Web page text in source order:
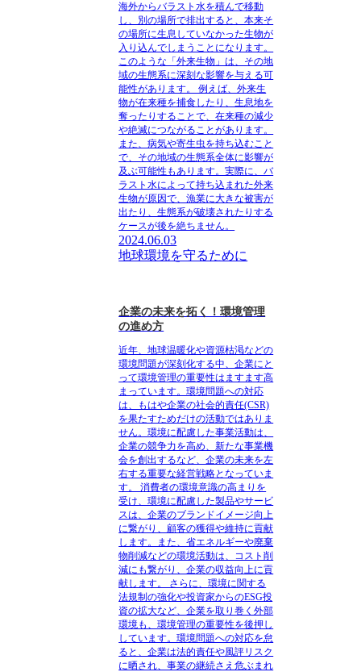
海外からバラスト水を積んで移動
し、別の場所で排出すると、本来そ
の場所に生息していなかった生物が
入り込んでしまうことになります。
このような「外来生物」は、その地
域の生態系に深刻な影響を与える可
能性があります。 例えば、外来生
物が在来種を捕食したり、生息地を
奪ったりすることで、在来種の減少
や絶滅につながることがあります。
また、病気や寄生虫を持ち込むこと
で、その地域の生態系全体に影響が
及ぶ可能性もあります。実際に、バ
ラスト水によって持ち込まれた外来
生物が原因で、漁業に大きな被害が
出たり、生態系が破壊されたりする
ケースが後を絶ちません。
2024.06.03
地球環境を守るために
企業の未来を拓く！環境管理
の進め方
近年、地球温暖化や資源枯渇などの
環境問題が深刻化する中、企業にと
って環境管理の重要性はますます高
まっています。環境問題への対応
は、もはや企業の社会的責任(CSR)
を果たすためだけの活動ではありま
せん。環境に配慮した事業活動は、
企業の競争力を高め、新たな事業機
会を創出するなど、企業の未来を左
右する重要な経営戦略となっていま
す。 消費者の環境意識の高まりを
受け、環境に配慮した製品やサービ
スは、企業のブランドイメージ向上
に繋がり、顧客の獲得や維持に貢献
します。また、省エネルギーや廃棄
物削減などの環境活動は、コスト削
減にも繋がり、企業の収益向上に貢
献します。 さらに、環境に関する
法規制の強化や投資家からのESG投
資の拡大など、企業を取り巻く外部
環境も、環境管理の重要性を後押し
しています。環境問題への対応を怠
ると、企業は法的責任や風評リスク
に晒され、事業の継続さえ危ぶまれ